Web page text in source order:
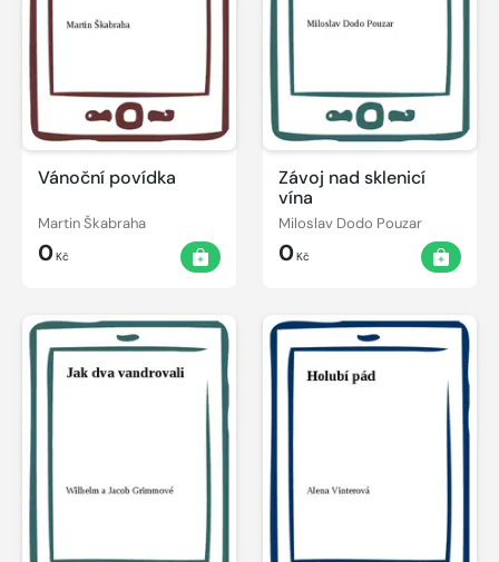
Vánoční povídka
Martin Škabraha
0Kč
Závoj nad sklenicí
vína
Miloslav Dodo Pouzar
0Kč